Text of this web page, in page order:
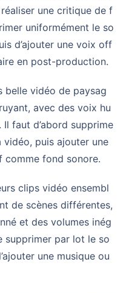
une critique de f
uniformément le so
d’ajouter une voix off
en post-production.
avec des voix hu
Il faut d’abord supprime
puis ajouter une
comme fond sonore.
de scènes différentes,
et des volumes inég
supprimer par lot le so
une musique ou